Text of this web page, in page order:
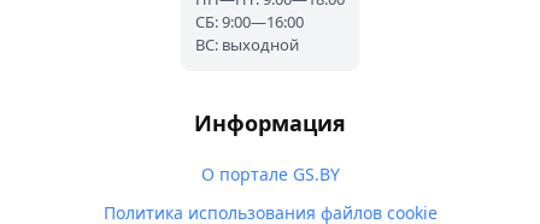
СБ: 9:00—16:00
ВС: выходной
Информация
О портале GS.BY
Политика использования файлов cookie